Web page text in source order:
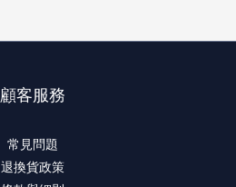
顧客服務
常見問題
退換貨政策